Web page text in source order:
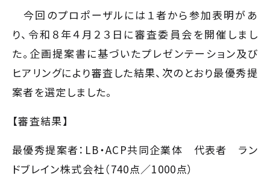
今回のプロポーザルには１者から参加表明があ
り、令和８年４月２３日に審査委員会を開催しまし
た。企画提案書に基づいたプレゼンテーション及び
ヒアリングにより審査した結果、次のとおり最優秀提
案者を選定しました。
【審査結果】
最優秀提案者：LB・ACP共同企業体 代表者 ラン
ドブレイン株式会社（740点／1000点）